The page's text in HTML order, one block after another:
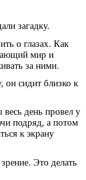
загадку.
о глазах. Как
мир и
за ними.
он сидит близко к
день провел у
подряд, а потом
к экрану
Это делать